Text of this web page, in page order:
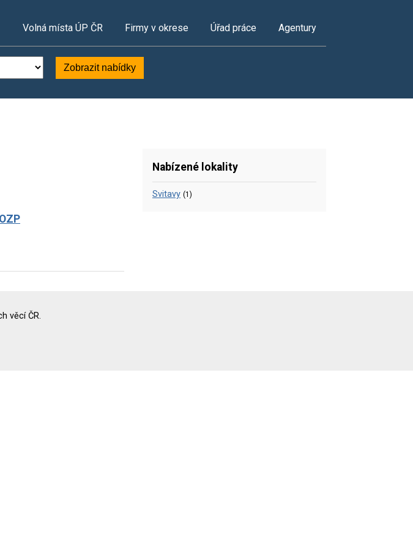
Volná místa ÚP ČR Firmy v okrese Úřad práce Agentury
Zobrazit nabídky
Nabízené lokality
Svitavy (1)
věcí ČR.